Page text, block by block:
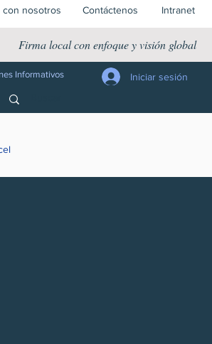
Informativos Iniciar sesión
con nosotros Contáctenos Intranet
Firma local con enfoque y visión global